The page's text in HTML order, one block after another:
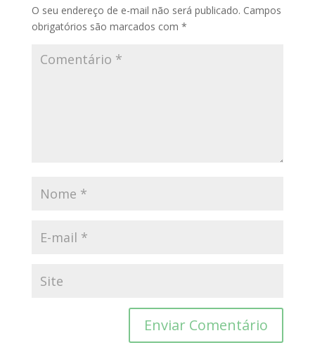
O seu endereço de e-mail não será publicado. Campos
obrigatórios são marcados com *